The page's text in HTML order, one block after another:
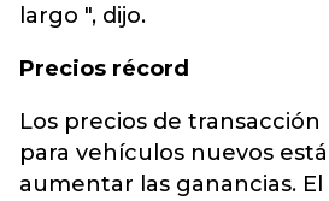
largo ", dijo.
Precios récord
Los precios de
para vehículos nuevos
aumentar las ganancias.